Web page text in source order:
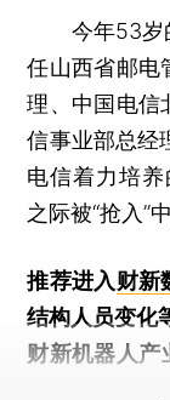
今年53岁的
任山西省邮电
理、中国电信
信事业部总经
电信着力培
之际被“抢入”
推荐进入财新
结构人员变化
财新机器人产